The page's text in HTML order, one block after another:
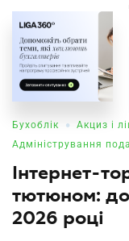
БУХГАЛТЕР
Бухоблік • Акциз і
Адміністрування
Інтернет-
тютюном: до
2026 році